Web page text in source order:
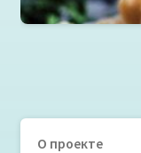
О проекте